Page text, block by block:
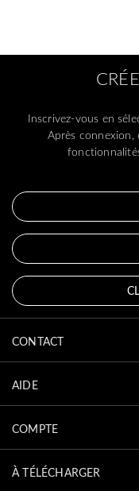
Inscrivez-vous en
Après connexion,
CONTACT
AIDE
COMPTE
À TÉLÉCHARGER